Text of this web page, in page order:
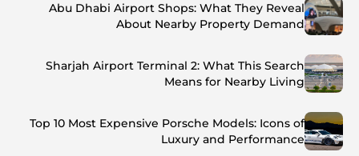
Abu Dhabi Airport Shops: What They Reveal
About Nearby Property Demand
Sharjah Airport Terminal 2: What This Search
Means for Nearby Living
Top 10 Most Expensive Porsche Models: Icons of
Luxury and Performance